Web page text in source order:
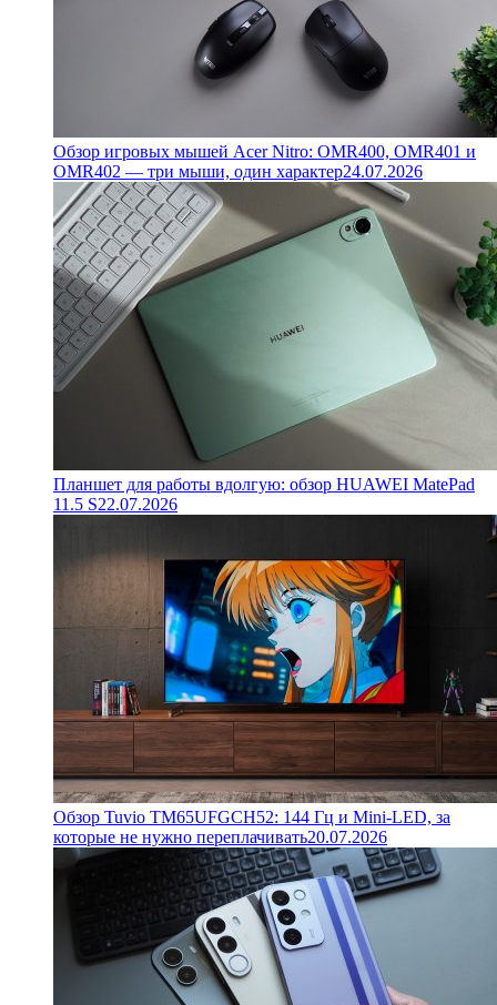
Обзор игровых мышей Acer Nitro: OMR400, OMR401 и
OMR402 — три мыши, один характер24.07.2026
Планшет для работы вдолгую: обзор HUAWEI MatePad
11.5 S22.07.2026
Обзор Tuvio TM65UFGCH52: 144 Гц и Mini-LED, за
которые не нужно переплачивать20.07.2026